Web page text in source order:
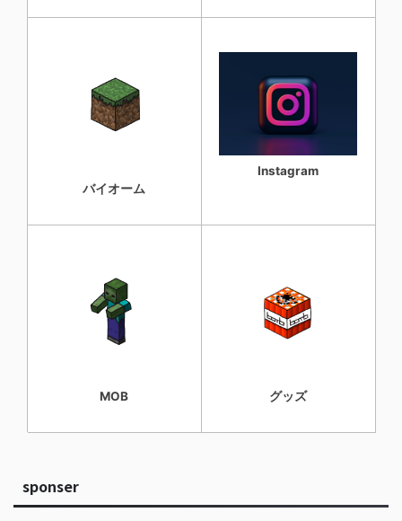
バイオーム
Instagram
MOB グッズ
sponser